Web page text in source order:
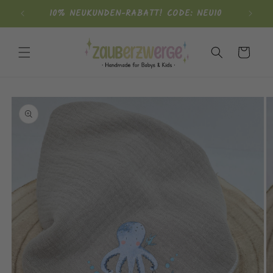
zum
Inhalt
10% NEUKUNDEN-RABATT! CODE: NEU10
Warenkorb